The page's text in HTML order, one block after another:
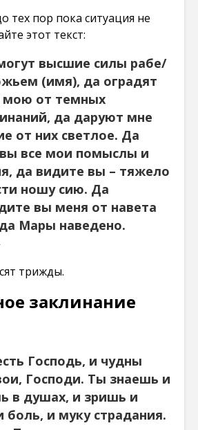
тех пор пока ситуация не
этот текст:
высшие силы рабе/
(имя), да оградят
мою от темных
да даруют мне
от них светлое. Да
все мои помыслы и
да видите вы – тяжело
ношу сию. Да
вы меня от навета
Мары наведено.
трижды.
заклинание
Господь, и чудны
Господи. Ты знаешь и
в душах, и зришь и
боль, и муку страдания.